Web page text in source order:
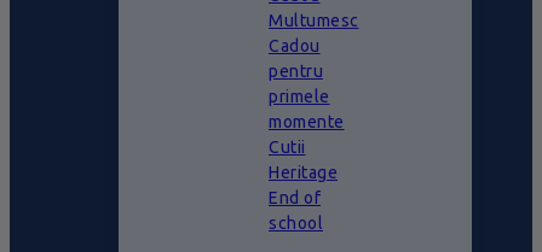
Multumesc
Cadou
pentru
primele
momente
Cutii
Heritage
End of
school